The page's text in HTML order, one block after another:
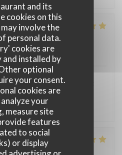
and its
cookies on this
involve the
personal data.
cookies are
installed by
optional
your consent.
cookies are
your
measure site
features
to social
or display
3
Food:5/5 Value:
sont bien servis et surtout
la mousse au chocolat
2